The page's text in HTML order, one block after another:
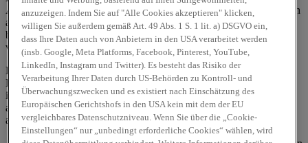
Ausnutzung des Kraftstoffs durch das Fahrzeug ab, sondern werden
auch vom Fahrverhalten und anderen nichttechnischen Faktoren
beeinflusst. CO₂ ist das für die Erderwärmung hauptsächlich
verantwortliche Treibhausgas.
Ein Leitfaden über den Kraftstoffverbrauch und die CO₂-
Emissionen aller in Deutschland angebotenen neuen Pkw-Modelle
ist unentgeltlich einsehbar an jedem Verkaufsort, an dem Pkw
ausgestellt oder angeboten werden. Der Leitfaden ist auch
abrufbar.
anzuzeigen. Indem Sie auf "Alle Cookies akzeptieren" klicken,
willigen Sie außerdem gemäß Art. 49 Abs. 1 S. 1 lit. a) DSGVO ein,
dass Ihre Daten auch von Anbietern in den USA verarbeitet werden
(insb. Google, Meta Platforms, Facebook, Pinterest, YouTube,
LinkedIn, Instagram und Twitter). Es besteht das Risiko der
Verarbeitung Ihrer Daten durch US-Behörden zu Kontroll- und
Überwachungszwecken und es existiert nach Einschätzung des
Europäischen Gerichtshofs in den USA kein mit dem der EU
vergleichbares Datenschutzniveau. Wenn Sie über die „Cookie-
Einstellungen“ nur „unbedingt erforderliche Cookies“ wählen, wird